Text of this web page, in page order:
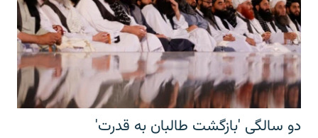
دو سالگی 'بازگشت طالبان به قدرت'